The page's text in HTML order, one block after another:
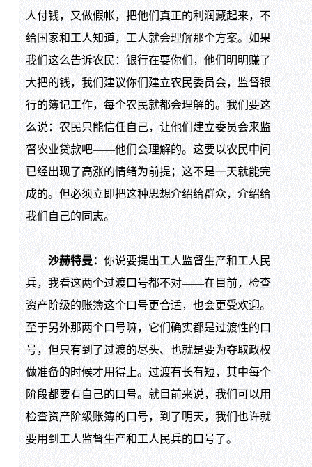
人付钱，又做假帐，把他们真正的利润藏起来，不
给国家和工人知道，工人就会理解那个方案。如果
我们这么告诉农民：银行在耍你们，他们明明赚了
大把的钱，我们建议你们建立农民委员会，监督银
行的簿记工作，每个农民就都会理解的。我们要这
么说：农民只能信任自己，让他们建立委员会来监
督农业贷款吧——他们会理解的。这要以农民中间
已经出现了高涨的情绪为前提；这不是一天就能完
成的。但必须立即把这种思想介绍给群众，介绍给
我们自己的同志。
沙赫特曼： 你说要提出工人监督生产和工人民
兵，我看这两个过渡口号都不对——在目前，检查
资产阶级的账簿这个口号更合适，也会更受欢迎。
至于另外那两个口号嘛，它们确实都是过渡性的口
号，但只有到了过渡的尽头、也就是要为夺取政权
做准备的时候才用得上。过渡有长有短，其中每个
阶段都要有自己的口号。就目前来说，我们可以用
检查资产阶级账簿的口号，到了明天，我们也许就
要用到工人监督生产和工人民兵的口号了。